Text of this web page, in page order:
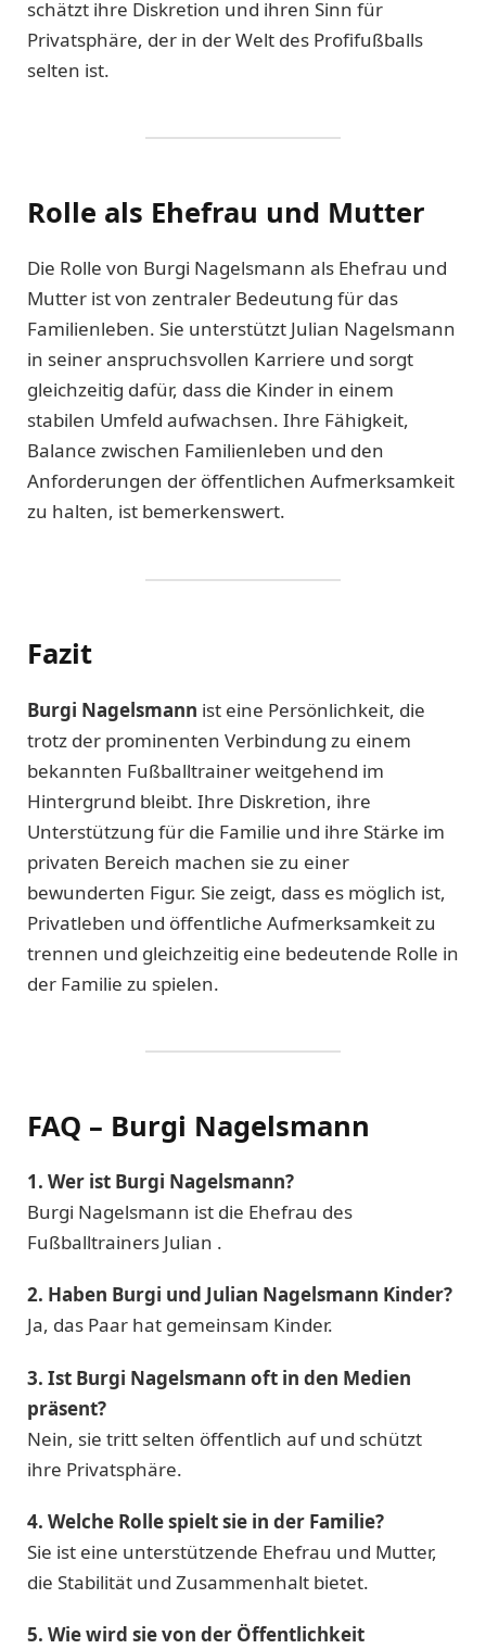
schätzt ihre Diskretion und ihren Sinn für
Privatsphäre, der in der Welt des Profifußballs
selten ist.
Rolle als Ehefrau und Mutter
Die Rolle von Burgi Nagelsmann als Ehefrau und
Mutter ist von zentraler Bedeutung für das
Familienleben. Sie unterstützt Julian Nagelsmann
in seiner anspruchsvollen Karriere und sorgt
gleichzeitig dafür, dass die Kinder in einem
stabilen Umfeld aufwachsen. Ihre Fähigkeit,
Balance zwischen Familienleben und den
Anforderungen der öffentlichen Aufmerksamkeit
zu halten, ist bemerkenswert.
Fazit
Burgi Nagelsmann ist eine Persönlichkeit, die
trotz der prominenten Verbindung zu einem
bekannten Fußballtrainer weitgehend im
Hintergrund bleibt. Ihre Diskretion, ihre
Unterstützung für die Familie und ihre Stärke im
privaten Bereich machen sie zu einer
bewunderten Figur. Sie zeigt, dass es möglich ist,
Privatleben und öffentliche Aufmerksamkeit zu
trennen und gleichzeitig eine bedeutende Rolle in
der Familie zu spielen.
FAQ – Burgi Nagelsmann
1. Wer ist Burgi Nagelsmann?
Burgi Nagelsmann ist die Ehefrau des
Fußballtrainers Julian .
2. Haben Burgi und Julian Nagelsmann Kinder?
Ja, das Paar hat gemeinsam Kinder.
3. Ist Burgi Nagelsmann oft in den Medien
präsent?
Nein, sie tritt selten öffentlich auf und schützt
ihre Privatsphäre.
4. Welche Rolle spielt sie in der Familie?
Sie ist eine unterstützende Ehefrau und Mutter,
die Stabilität und Zusammenhalt bietet.
5. Wie wird sie von der Öffentlichkeit